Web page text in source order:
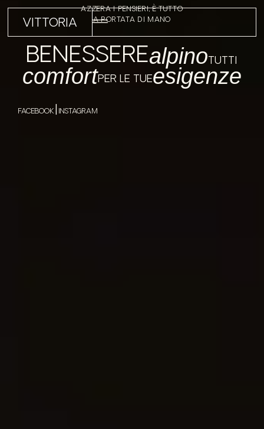
VITTORIA
AZZERA I PENSIERI, È TUTTO
A PORTATA DI MANO
BENESSEREalpinoTUTTI
comfortPER LE TUEesigenze
FACEBOOK | INSTAGRAM